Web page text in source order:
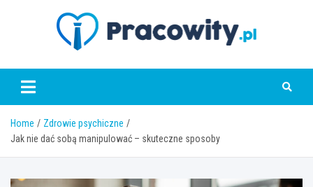
pracowity.pl
Home
Zdrowie psychiczne
Jak nie dać sobą manipulować – skuteczne sposoby